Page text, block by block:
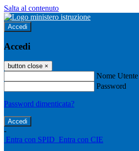
Salta al contenuto
Accedi
Accedi
button close ×
Nome Utente
Password
Password dimenticata?
-
Entra con SPID Entra con CIE